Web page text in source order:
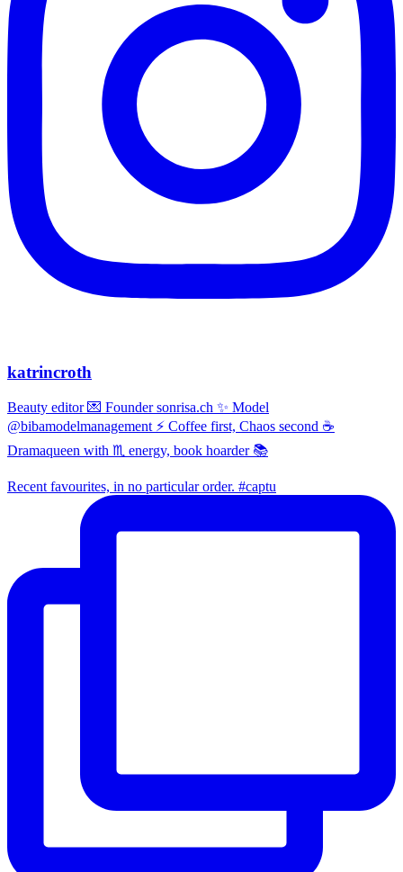
katrincroth
Beauty editor 💌 Founder sonrisa.ch ✨ Model
@bibamodelmanagement ⚡ Coffee first, Chaos second ☕
Dramaqueen with ♏ energy, book hoarder 📚
Recent favourites, in no particular order. #captu